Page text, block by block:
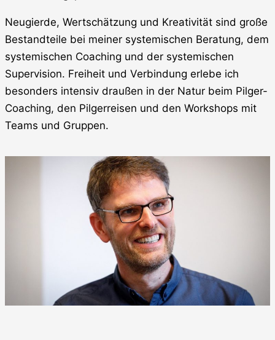
Neugierde, Wertschätzung und Kreativität sind große
Bestandteile bei meiner systemischen Beratung, dem
systemischen Coaching und der systemischen
Supervision. Freiheit und Verbindung erlebe ich
besonders intensiv draußen in der Natur beim Pilger-
Coaching, den Pilgerreisen und den Workshops mit
Teams und Gruppen.